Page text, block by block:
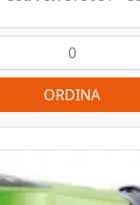
ORDINA